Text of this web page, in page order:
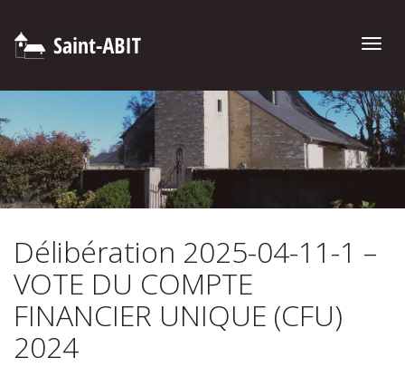
Toggle
Délibération 2025-04-11-1 –
VOTE DU COMPTE
FINANCIER UNIQUE (CFU)
2024